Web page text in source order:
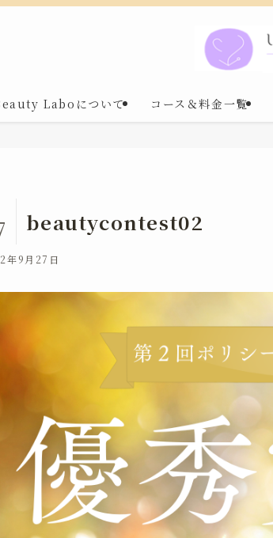
Laboについて コース＆料金一覧
beautycontest02
年9月27日